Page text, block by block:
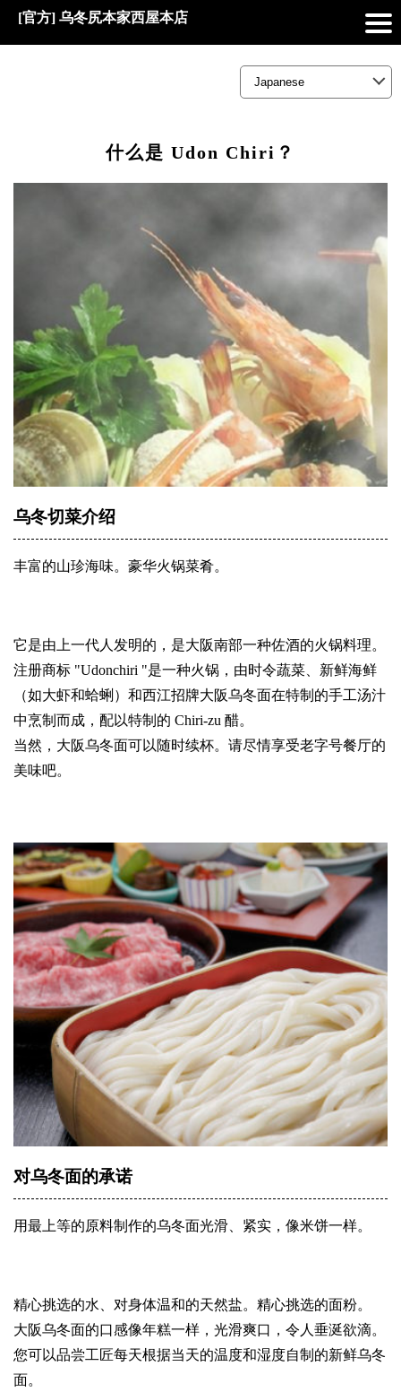
[官方] 乌冬尻本家西屋本店
什么是 Udon Chiri？
乌冬切菜介绍
丰富的山珍海味。豪华火锅菜肴。
它是由上一代人发明的，是大阪南部一种佐酒的火锅料理。
注册商标 "Udonchiri "是一种火锅，由时令蔬菜、新鲜海鲜
（如大虾和蛤蜊）和西江招牌大阪乌冬面在特制的手工汤汁
中烹制而成，配以特制的 Chiri-zu 醋。
当然，大阪乌冬面可以随时续杯。请尽情享受老字号餐厅的
美味吧。
对乌冬面的承诺
用最上等的原料制作的乌冬面光滑、紧实，像米饼一样。
精心挑选的水、对身体温和的天然盐。精心挑选的面粉。
大阪乌冬面的口感像年糕一样，光滑爽口，令人垂涎欲滴。
您可以品尝工匠每天根据当天的温度和湿度自制的新鲜乌冬
面。